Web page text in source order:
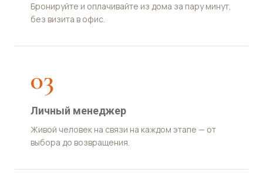
Бронируйте и оплачивайте из дома за пару минут,
без визита в офис.
03
Личный менеджер
Живой человек на связи на каждом этапе — от
выбора до возвращения.